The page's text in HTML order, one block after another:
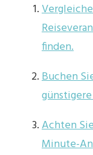
finden.
Buchen
Achten
Minute-